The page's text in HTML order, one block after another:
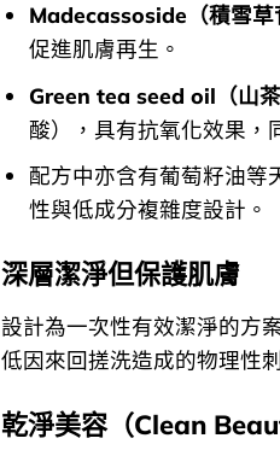
Madecassoside（積雪草
促進肌膚再生。
Green tea seed oil（山茶
酸），具有抗氧化效果，
配方中亦含有葡萄籽油等
性與低成分複雜度設計。
深層潔淨但保護肌膚
設計為一次性有效潔淨的方
低因來回搓洗造成的物理性
乾淨美容（Clean